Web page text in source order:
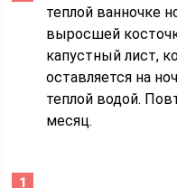
теплой ванночке
выросшей
капустный лист,
оставляется на
теплой водой.
месяц.